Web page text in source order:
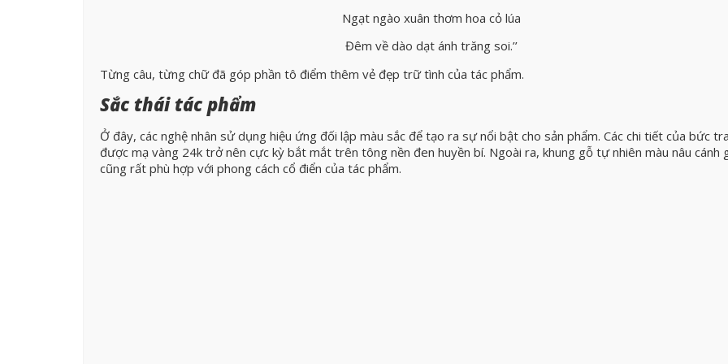
Ngạt ngào xuân thơm hoa cỏ lúa
Đêm về dào dạt ánh trăng soi.’’
Từng câu, từng chữ đã góp phần tô điểm thêm vẻ đẹp trữ tình của tác phẩm.
Sắc thái tác phẩm
Ở đây, các nghệ nhân sử dụng hiệu ứng đối lập màu sắc để tạo ra sự nổi bật cho sản phẩm. Các chi tiết của bức
được mạ vàng 24k trở nên cực kỳ bắt mắt trên tông nền đen huyền bí. Ngoài ra, khung gỗ tự nhiên màu nâu cánh
cũng rất phù hợp với phong cách cổ điển của tác phẩm.